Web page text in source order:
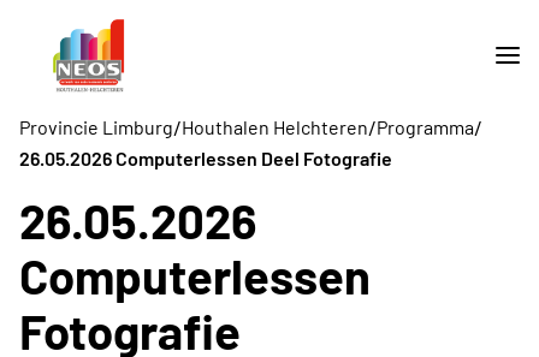
Provincie Limburg/Houthalen Helchteren/Programma/
26.05.2026 Computerlessen Deel Fotografie
26.05.2026
Computerlessen
Fotografie